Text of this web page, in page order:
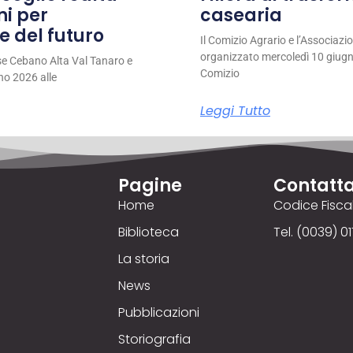
per
del futuro
Cebano Alta Val Tanaro e
2026 alle
casearia
Il Comizio Agrario e
organizzato mercoledì 10
Comizio
Leggi Tutto
Pagine
Home
Biblioteca
La storia
News
Pubblicazioni
Storiografia
Codice
Tel. (0039)